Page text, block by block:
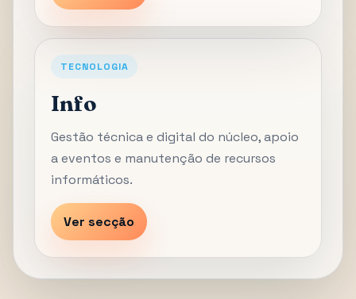
TECNOLOGIA
Info
Gestão técnica e digital do núcleo, apoio
a eventos e manutenção de recursos
informáticos.
Ver secção